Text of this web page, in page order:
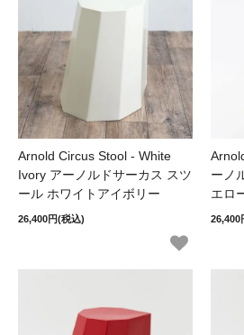
Arnold Circus Stool - White
Ivory アーノルドサーカス スツ
ール ホワイトアイボリー
26,400円(税込)
ーノ
エロ
26,400